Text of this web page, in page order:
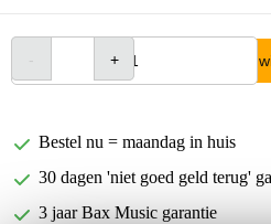
In
Bestel nu = maandag in huis
30 dagen 'niet goed geld terug'
3 jaar Bax Music garantie